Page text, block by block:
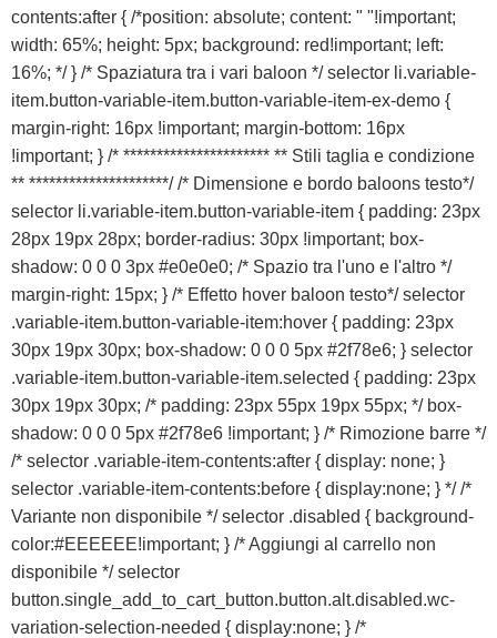
contents:after { /*position: absolute; content: " "!important;
width: 65%; height: 5px; background: red!important; left:
16%; */ } /* Spaziatura tra i vari baloon */ selector li.variable-
item.button-variable-item.button-variable-item-ex-demo {
margin-right: 16px !important; margin-bottom: 16px
!important; } /* ********************** ** Stili taglia e condizione
** *********************/ /* Dimensione e bordo baloons testo*/
selector li.variable-item.button-variable-item { padding: 23px
28px 19px 28px; border-radius: 30px !important; box-
shadow: 0 0 0 3px #e0e0e0; /* Spazio tra l'uno e l'altro */
margin-right: 15px; } /* Effetto hover baloon testo*/ selector
.variable-item.button-variable-item:hover { padding: 23px
30px 19px 30px; box-shadow: 0 0 0 5px #2f78e6; } selector
.variable-item.button-variable-item.selected { padding: 23px
30px 19px 30px; /* padding: 23px 55px 19px 55px; */ box-
shadow: 0 0 0 5px #2f78e6 !important; } /* Rimozione barre */
/* selector .variable-item-contents:after { display: none; }
selector .variable-item-contents:before { display:none; } */ /*
Variante non disponibile */ selector .disabled { background-
color:#EEEEEE!important; } /* Aggiungi al carrello non
disponibile */ selector
button.single_add_to_cart_button.button.alt.disabled.wc-
variation-selection-needed { display:none; } /*